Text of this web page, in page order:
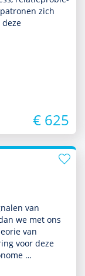
zich
€ 625
van
we met ons
van
voor deze
…